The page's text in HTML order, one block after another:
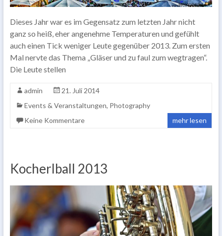
Dieses Jahr war es im Gegensatz zum letzten Jahr nicht
ganz so heiß, eher angenehme Temperaturen und gefühlt
auch einen Tick weniger Leute gegenüber 2013. Zum ersten
Mal nervte das Thema „Gläser und zu faul zum wegtragen“.
Die Leute stellen
admin
21. Juli 2014
Events & Veranstaltungen, Photography
Keine Kommentare
mehr lesen
Kocherlball 2013